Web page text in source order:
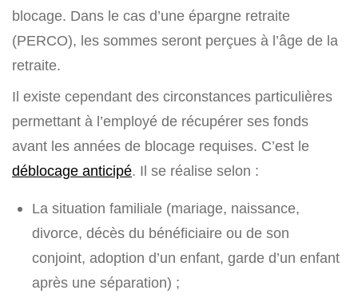
blocage. Dans le cas d’une épargne retraite
(PERCO), les sommes seront perçues à l’âge de la
retraite.
Il existe cependant des circonstances particulières
permettant à l’employé de récupérer ses fonds
avant les années de blocage requises. C’est le
déblocage anticipé. Il se réalise selon :
La situation familiale (mariage, naissance,
divorce, décès du bénéficiaire ou de son
conjoint, adoption d’un enfant, garde d’un enfant
après une séparation) ;